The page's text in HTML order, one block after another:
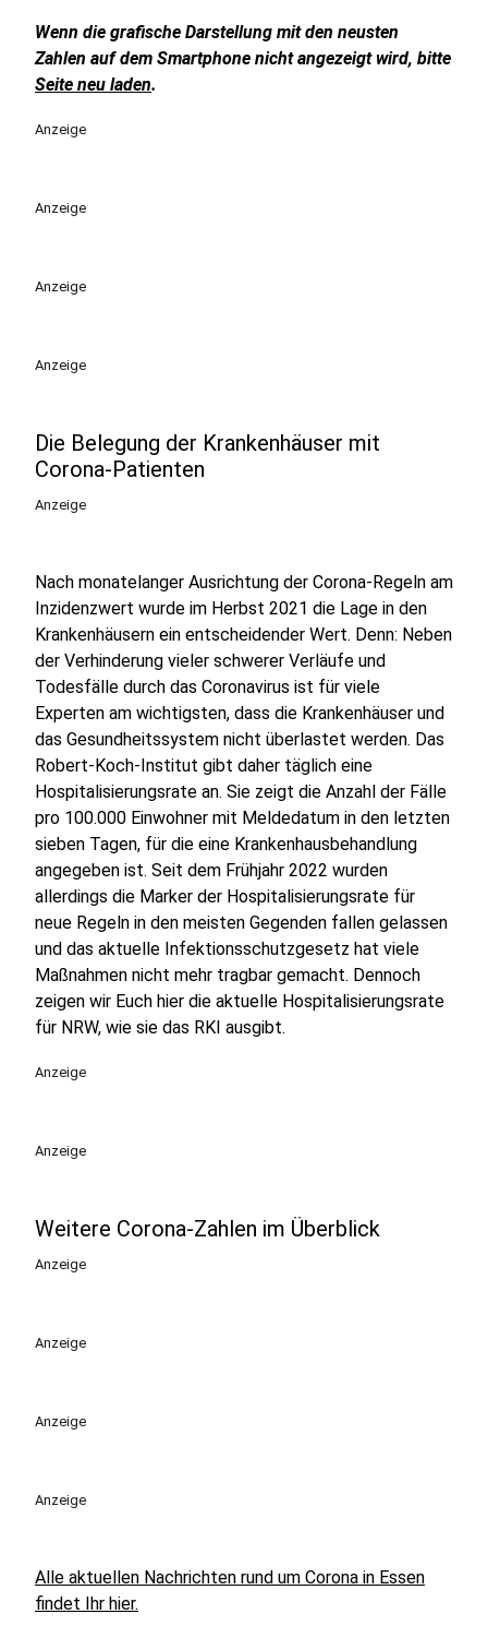
Wenn die grafische Darstellung mit den neusten
Zahlen auf dem Smartphone nicht angezeigt wird, bitte
Seite neu laden.
Anzeige
Anzeige
Anzeige
Anzeige
Die Belegung der Krankenhäuser mit
Corona-Patienten
Anzeige
Nach monatelanger Ausrichtung der Corona-Regeln am
Inzidenzwert wurde im Herbst 2021 die Lage in den
Krankenhäusern ein entscheidender Wert. Denn: Neben
der Verhinderung vieler schwerer Verläufe und
Todesfälle durch das Coronavirus ist für viele
Experten am wichtigsten, dass die Krankenhäuser und
das Gesundheitssystem nicht überlastet werden. Das
Robert-Koch-Institut gibt daher täglich eine
Hospitalisierungsrate an. Sie zeigt die Anzahl der Fälle
pro 100.000 Einwohner mit Meldedatum in den letzten
sieben Tagen, für die eine Krankenhausbehandlung
angegeben ist. Seit dem Frühjahr 2022 wurden
allerdings die Marker der Hospitalisierungsrate für
neue Regeln in den meisten Gegenden fallen gelassen
und das aktuelle Infektionsschutzgesetz hat viele
Maßnahmen nicht mehr tragbar gemacht. Dennoch
zeigen wir Euch hier die aktuelle Hospitalisierungsrate
für NRW, wie sie das RKI ausgibt.
Anzeige
Anzeige
Weitere Corona-Zahlen im Überblick
Anzeige
Anzeige
Anzeige
Anzeige
Alle aktuellen Nachrichten rund um Corona in Essen
findet Ihr hier.